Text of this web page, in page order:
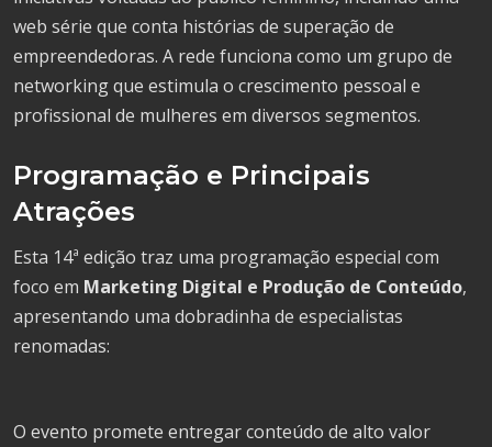
web série que conta histórias de superação de
empreendedoras. A rede funciona como um grupo de
networking que estimula o crescimento pessoal e
profissional de mulheres em diversos segmentos.
Programação e Principais
Atrações
Esta 14ª edição traz uma programação especial com
foco em Marketing Digital e Produção de Conteúdo,
apresentando uma dobradinha de especialistas
renomadas:
O evento promete entregar conteúdo de alto valor